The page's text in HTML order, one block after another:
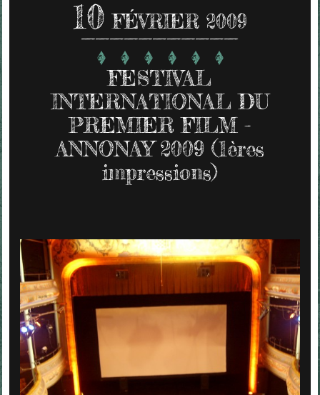
10 FÉVRIER 2009
FESTIVAL
INTERNATIONAL DU
PREMIER FILM -
ANNONAY 2009 (1ères
impressions)